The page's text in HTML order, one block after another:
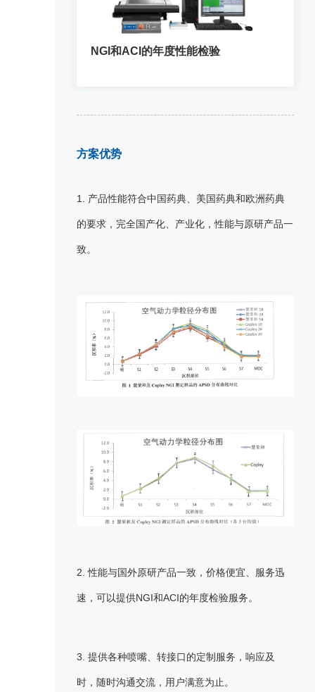
NGI和ACI的年度性能检验
方案优势
1. 产品性能符合中国药典、美国药典和欧洲药典
的要求，完全国产化、产业化，性能与原研产品一
致。
2. 性能与国外原研产品一致，价格便宜、服务迅
速，可以提供NGI和ACI的年度检验服务。
3. 提供各种喷嘴、转接口的定制服务，响应及
时，随时沟通交流，用户满意为止。